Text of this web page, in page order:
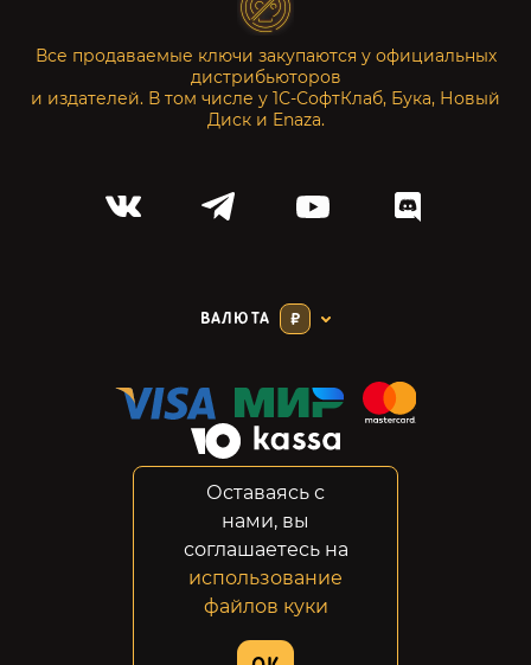
Все продаваемые ключи закупаются у официальных
дистрибьюторов
и издателей. В том числе у 1С-СофтКлаб, Бука, Новый
Диск и Enaza.
ВАЛЮТА ₽
Конфиденциальность
Возвраты
Правовая информация
© 2014-2026 GabeStore
Оставаясь с
нами, вы
соглашаетесь на
использование
файлов куки